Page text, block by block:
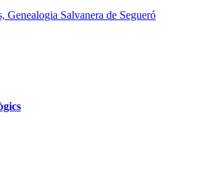
Genealogia Salvanera de Segueró